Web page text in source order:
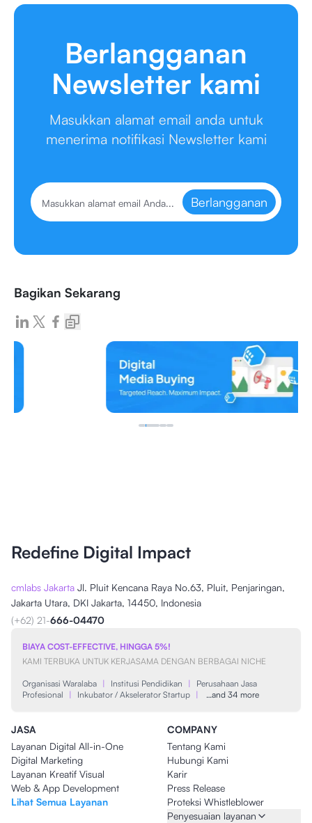
Berlangganan
Newsletter kami
Masukkan alamat email anda untuk
menerima notifikasi Newsletter kami
Berlangganan
Bagikan Sekarang
Redefine Digital Impact
cmlabs Jakarta Jl. Pluit Kencana Raya No.63, Pluit, Penjaringan,
Jakarta Utara, DKI Jakarta, 14450, Indonesia
(+62) 21-666-04470
BIAYA COST-EFFECTIVE, HINGGA 5%!
KAMI TERBUKA UNTUK KERJASAMA DENGAN BERBAGAI NICHE
Organisasi Waralaba | Institusi Pendidikan |
Perusahaan Jasa
Profesional
| Inkubator / Akselerator Startup | …and 34 more
JASA
Layanan Digital All-in-One
Digital Marketing
Layanan Kreatif Visual
Web & App Development
Lihat Semua Layanan
COMPANY
Tentang Kami
Hubungi Kami
Karir
Press Release
Proteksi Whistleblower
Penyesuaian layanan